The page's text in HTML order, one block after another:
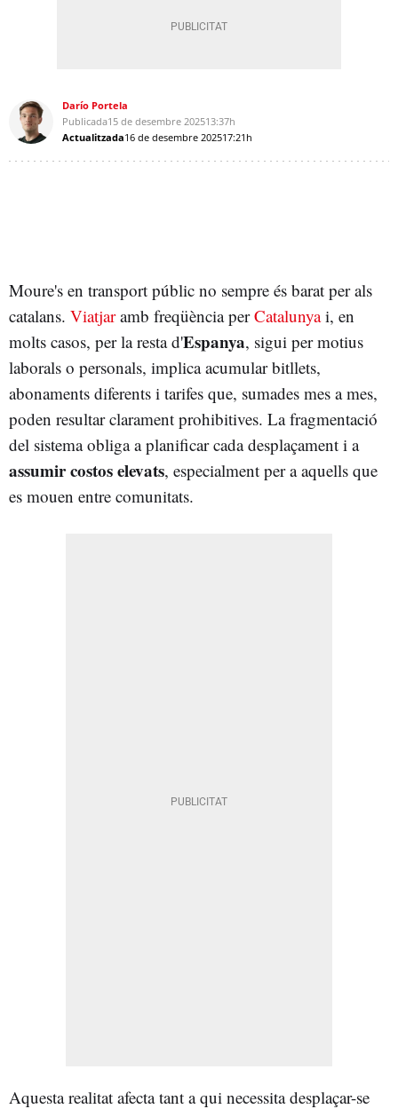
Darío Portela
Publicada15 de desembre 202513:37h
Actualitzada16 de desembre 202517:21h
Moure's en transport públic no sempre és barat per als
catalans. Viatjaramb freqüència perCatalunyai, en
molts casos, per la resta d'Espanya, sigui per motius
laborals o personals, implica acumular bitllets,
abonaments diferents i tarifes que, sumades mes a mes,
poden resultar clarament prohibitives. La fragmentació
del sistema obliga a planificar cada desplaçament i a
assumir costos elevats, especialment per a aquells que
es mouen entre comunitats.
Aquesta realitat afecta tant a qui necessita desplaçar-se